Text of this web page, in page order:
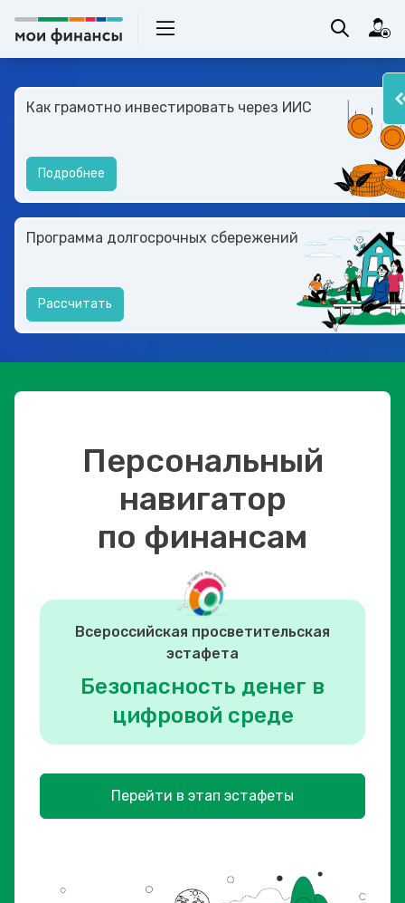
Как грамотно инвестировать через ИИС
Подробнее
Программа долгосрочных сбережений
Рассчитать
Персональный
навигатор
по финансам
Всероссийская просветительская
эстафета
Безопасность денег в
цифровой среде
Перейти в этап эстафеты